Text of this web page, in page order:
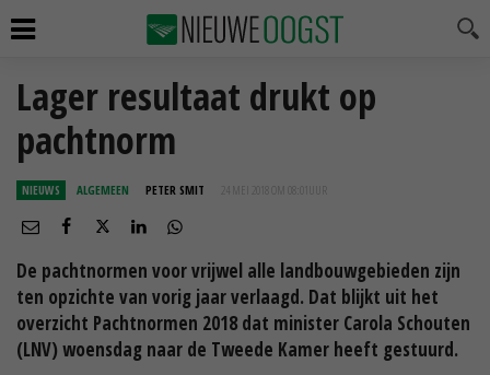
Lager resultaat drukt op
pachtnorm
NIEUWS ALGEMEEN PETER SMIT 24 MEI 2018 OM 08:01
De pachtnormen voor vrijwel alle landbouwgebieden zijn
ten opzichte van vorig jaar verlaagd. Dat blijkt uit het
overzicht Pachtnormen 2018 dat minister Carola Schouten
(LNV) woensdag naar de Tweede Kamer heeft gestuurd.